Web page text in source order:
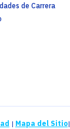
de Carrera
| Mapa del Sitio|